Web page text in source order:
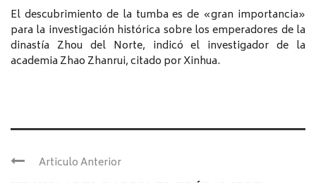
El descubrimiento de la tumba es de «gran importancia»
para la investigación histórica sobre los emperadores de la
dinastía Zhou del Norte, indicó el investigador de la
academia Zhao Zhanrui, citado por Xinhua.
Articulo Anterior